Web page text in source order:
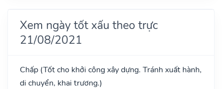
Xem ngày tốt xấu theo trực
21/08/2021
Chấp (Tốt cho khởi công xây dựng. Tránh xuất hành,
di chuyển, khai trương.)